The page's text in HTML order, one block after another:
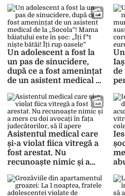
la
Un adolescent a fost la
un pas de sinucidere,
după ce a fost amenințat
de un asistent medical de
băiatului este în șoc: „Îți
f*t niște bătăi! Îți rup
oasele”
de
Asistentul medical care
și-a violat fiica vitregă a
fost arestat. Nu
recunoaște nimic și a
fața judecătorilor, să îl
apere